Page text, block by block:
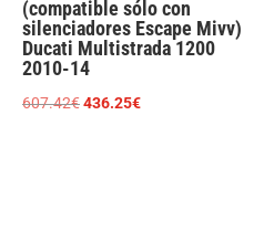
(compatible sólo con
silenciadores Escape Mivv)
Ducati Multistrada 1200
2010-14
607.42€El
436.25€El